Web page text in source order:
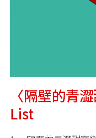
〈隔壁的青
List